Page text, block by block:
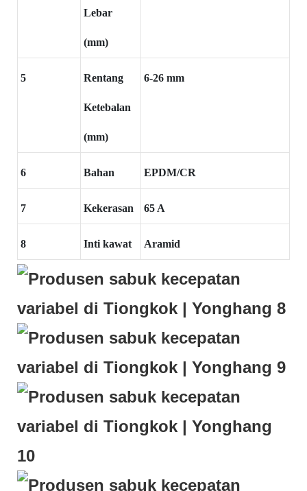
Lebar
(mm)
5 Rentang
Ketebalan
(mm)
6-26 mm
6 Bahan EPDM/CR
7 Kekerasan 65 A
8 Inti kawat Aramid